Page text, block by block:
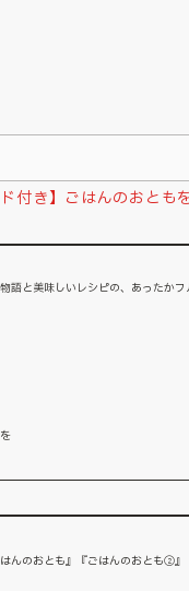
付き】ごはんのおとも
と美味しいレシピの、あったかフ
んのおとも』『ごはんのおとも②』